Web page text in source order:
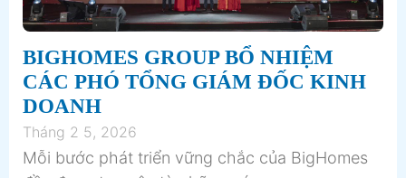
BIGHOMES GROUP BỔ NHIỆM
CÁC PHÓ TỔNG GIÁM ĐỐC KINH
DOANH
Tháng 2 5, 2026
Mỗi bước phát triển vững chắc của BigHomes